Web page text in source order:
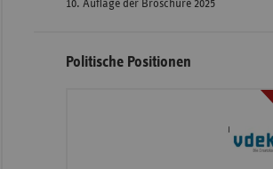
10. Auflage der Broschüre 2025
Politische Positionen